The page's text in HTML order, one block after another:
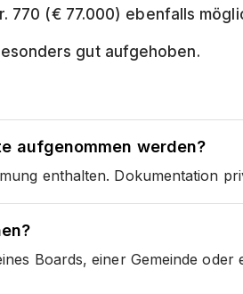
770 (€ 77.000) ebenfalls
gut aufgehoben.
aufgenommen werden?
enthalten. Dokumentation
Boards, einer Gemeinde oder